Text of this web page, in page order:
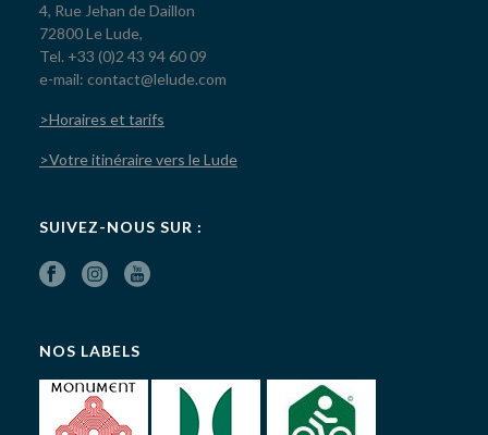
4, Rue Jehan de Daillon
72800 Le Lude,
Tel. +33 (0)2 43 94 60 09
e-mail: contact@lelude.com
>Horaires et tarifs
>Votre itinéraire vers le Lude
SUIVEZ-NOUS SUR :
NOS LABELS